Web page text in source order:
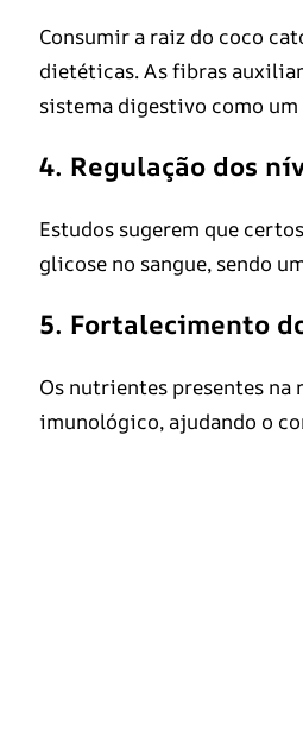
Consumir a raiz do coco
dietéticas. As fibras
sistema digestivo como
4. Regulação dos
Estudos sugerem que
glicose no sangue, sendo
5. Fortalecimento
Os nutrientes presentes
imunológico, ajudando o